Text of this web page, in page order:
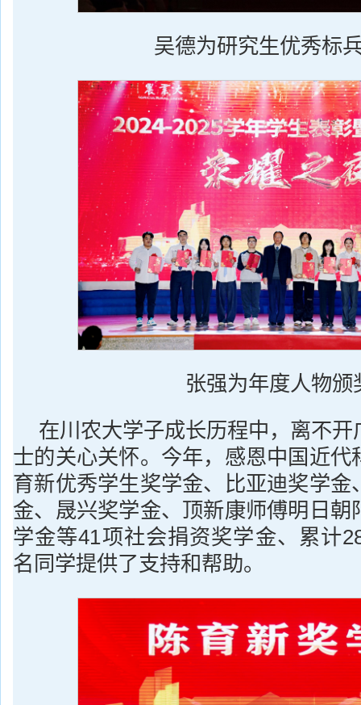
吴德为研究生优秀标
张强为年度人物颁
在川农大学子成长历程中，离不
士的关心关怀。今年，感恩中国近代
育新优秀学生奖学金、比亚迪奖学金
金、晟兴奖学金、顶新康师傅明日朝
学金等41项社会捐资奖学金、累计
名同学提供了支持和帮助。